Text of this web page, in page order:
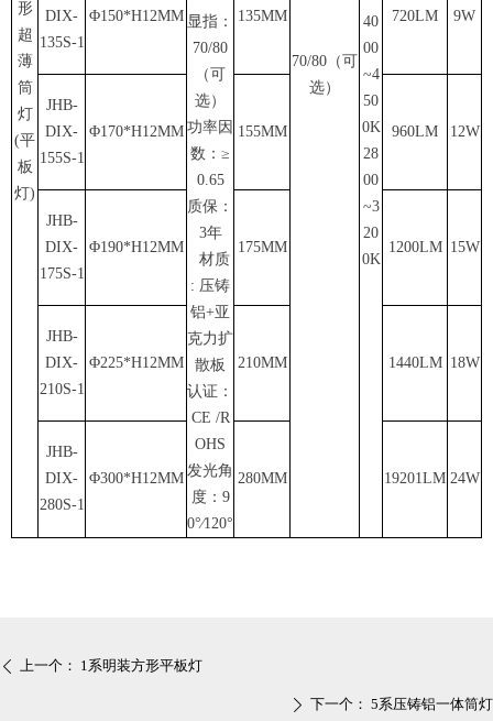
形
超
薄
筒
灯
(平
板
灯)
显指：
70/80
（可
选）
功率因
数：≥
0.65
质保：
3年
材质
: 压铸
铝+亚
克力扩
散板
认证：
CE /R
OHS
发光角
度：9
0°∕120°
70/80 （可
选）
40
00
~4
50
0K
28
00
~3
20
0K
DIX-
135S-1
Φ150*H12MM 135MM 720LM 9W
JHB-
DIX-
155S-1
Φ170*H12MM 155MM 960LM 12W
JHB-
DIX-
175S-1
Φ190*H12MM 175MM 1200LM 15W
JHB-
DIX-
210S-1
Φ225*H12MM 210MM 1440LM 18W
JHB-
DIX-
280S-1
Φ300*H12MM 280MM 19201LM 24W
ꄴ 上一个： 1系明装方形平板灯
ꄲ 下一个： 5系压铸铝一体筒灯